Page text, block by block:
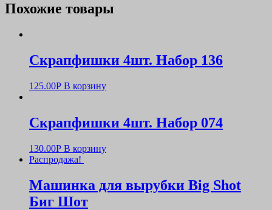
Похожие товары
Скрапфишки 4шт. Набор 136
125.00Р В корзину
Скрапфишки 4шт. Набор 074
130.00Р В корзину
Распродажа!
Машинка для вырубки Big Shot
Биг Шот